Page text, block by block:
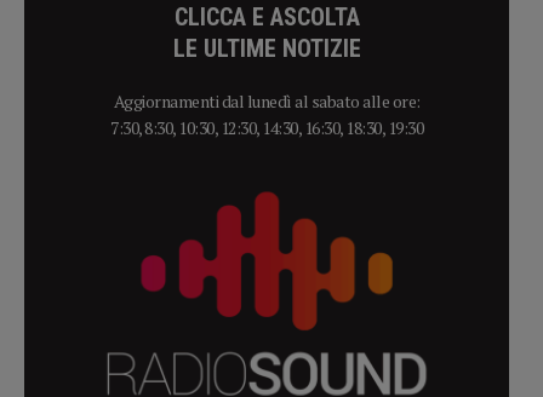
CLICCA E ASCOLTA
LE ULTIME NOTIZIE
Aggiornamenti dal lunedì al sabato alle ore:
7:30, 8:30, 10:30, 12:30, 14:30, 16:30, 18:30, 19:30